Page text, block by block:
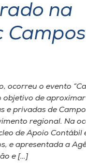
na
Campos
ocorreu o evento
objetivo de
e privadas de
regional. Na
de Apoio Contábil
e apresentada a
e […]